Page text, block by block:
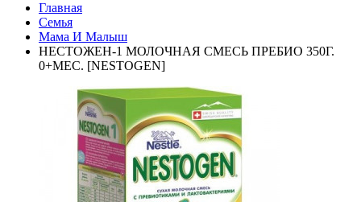
Главная
Семья
Мама И Малыш
НЕСТОЖЕН-1 МОЛОЧНАЯ СМЕСЬ ПРЕБИО 350Г.
0+МЕС. [NESTOGEN]